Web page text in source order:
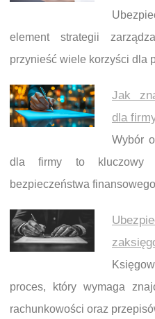
element strategii
przynieść wiele korzyści dla
Jak
dla
Wybór
dla firmy to kluczowy
bezpieczeństwa
proces, który wymaga
rachunkowości oraz